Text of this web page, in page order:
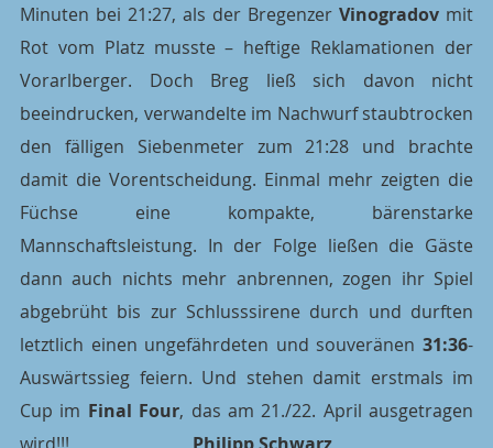
Minuten bei 21:27, als der Bregenzer Vinogradov mit
Rot vom Platz musste – heftige Reklamationen der
Vorarlberger. Doch Breg ließ sich davon nicht
beeindrucken, verwandelte im Nachwurf staubtrocken
den fälligen Siebenmeter zum 21:28 und brachte
damit die Vorentscheidung. Einmal mehr zeigten die
Füchse eine kompakte, bärenstarke
Mannschaftsleistung. In der Folge ließen die Gäste
dann auch nichts mehr anbrennen, zogen ihr Spiel
abgebrüht bis zur Schlusssirene durch und durften
letztlich einen ungefährdeten und souveränen 31:36-
Auswärtssieg feiern. Und stehen damit erstmals im
Cup im Final Four, das am 21./22. April ausgetragen